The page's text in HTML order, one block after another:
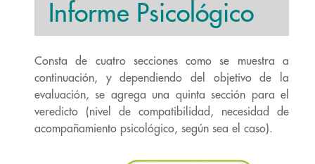
Informe Psicológico
Consta de cuatro secciones como se muestra a
continuación, y dependiendo del objetivo de la
evaluación, se agrega una quinta sección para el
veredicto (nivel de compatibilidad, necesidad de
acompañamiento psicológico, según sea el caso).